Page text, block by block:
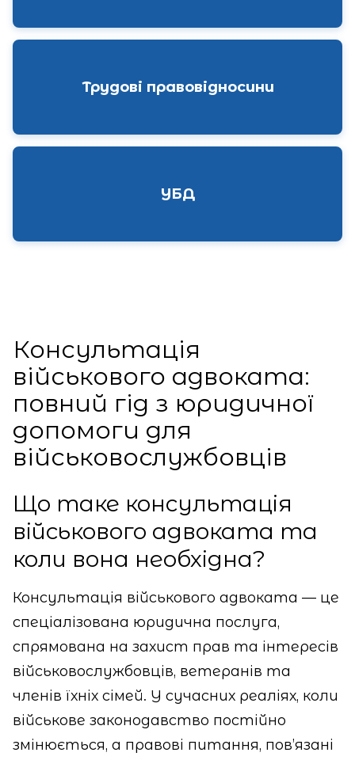
Трудові правовідносини
УБД
Консультація
військового адвоката:
повний гід з юридичної
допомоги для
військовослужбовців
Що таке консультація
військового адвоката та
коли вона необхідна?
Консультація військового адвоката — це
спеціалізована юридична послуга,
спрямована на захист прав та інтересів
військовослужбовців, ветеранів та
членів їхніх сімей. У сучасних реаліях, коли
військове законодавство постійно
змінюється, а правові питання, пов’язані